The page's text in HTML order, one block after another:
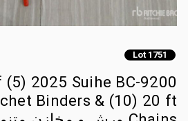
Lot 1751
2025 Suihe BC-9200
Binders & (10) 20 ft